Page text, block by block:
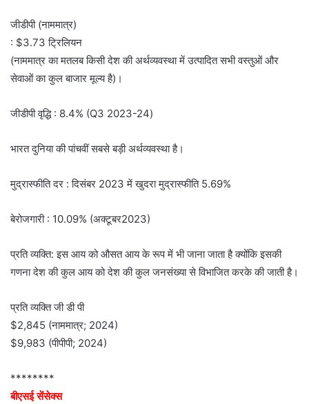
जीडीपी (नाममात्र)
: $3.73 ट्रिलियन
(नाममात्र का मतलब किसी देश की अर्थव्यवस्था में उत्पादित सभी वस्तुओं और
सेवाओं का कुल बाजार मूल्य है)।
जीडीपी वृद्धि : 8.4% (Q3 2023-24)
भारत दुनिया की पांचवीं सबसे बड़ी अर्थव्यवस्था है।
मुद्रास्फीति दर : दिसंबर 2023 में खुदरा मुद्रास्फीति 5.69%
बेरोजगारी : 10.09% (अक्टूबर2023)
प्रति व्यक्ति: इस आय को औसत आय के रूप में भी जाना जाता है क्योंकि इसकी
गणना देश की कुल आय को देश की कुल जनसंख्या से विभाजित करके की जाती है।
प्रति व्यक्ति जी डी पी
$2,845 (नाममात्र; 2024)
$9,983 (पीपीपी; 2024)
********
बीएसई सेंसेक्स